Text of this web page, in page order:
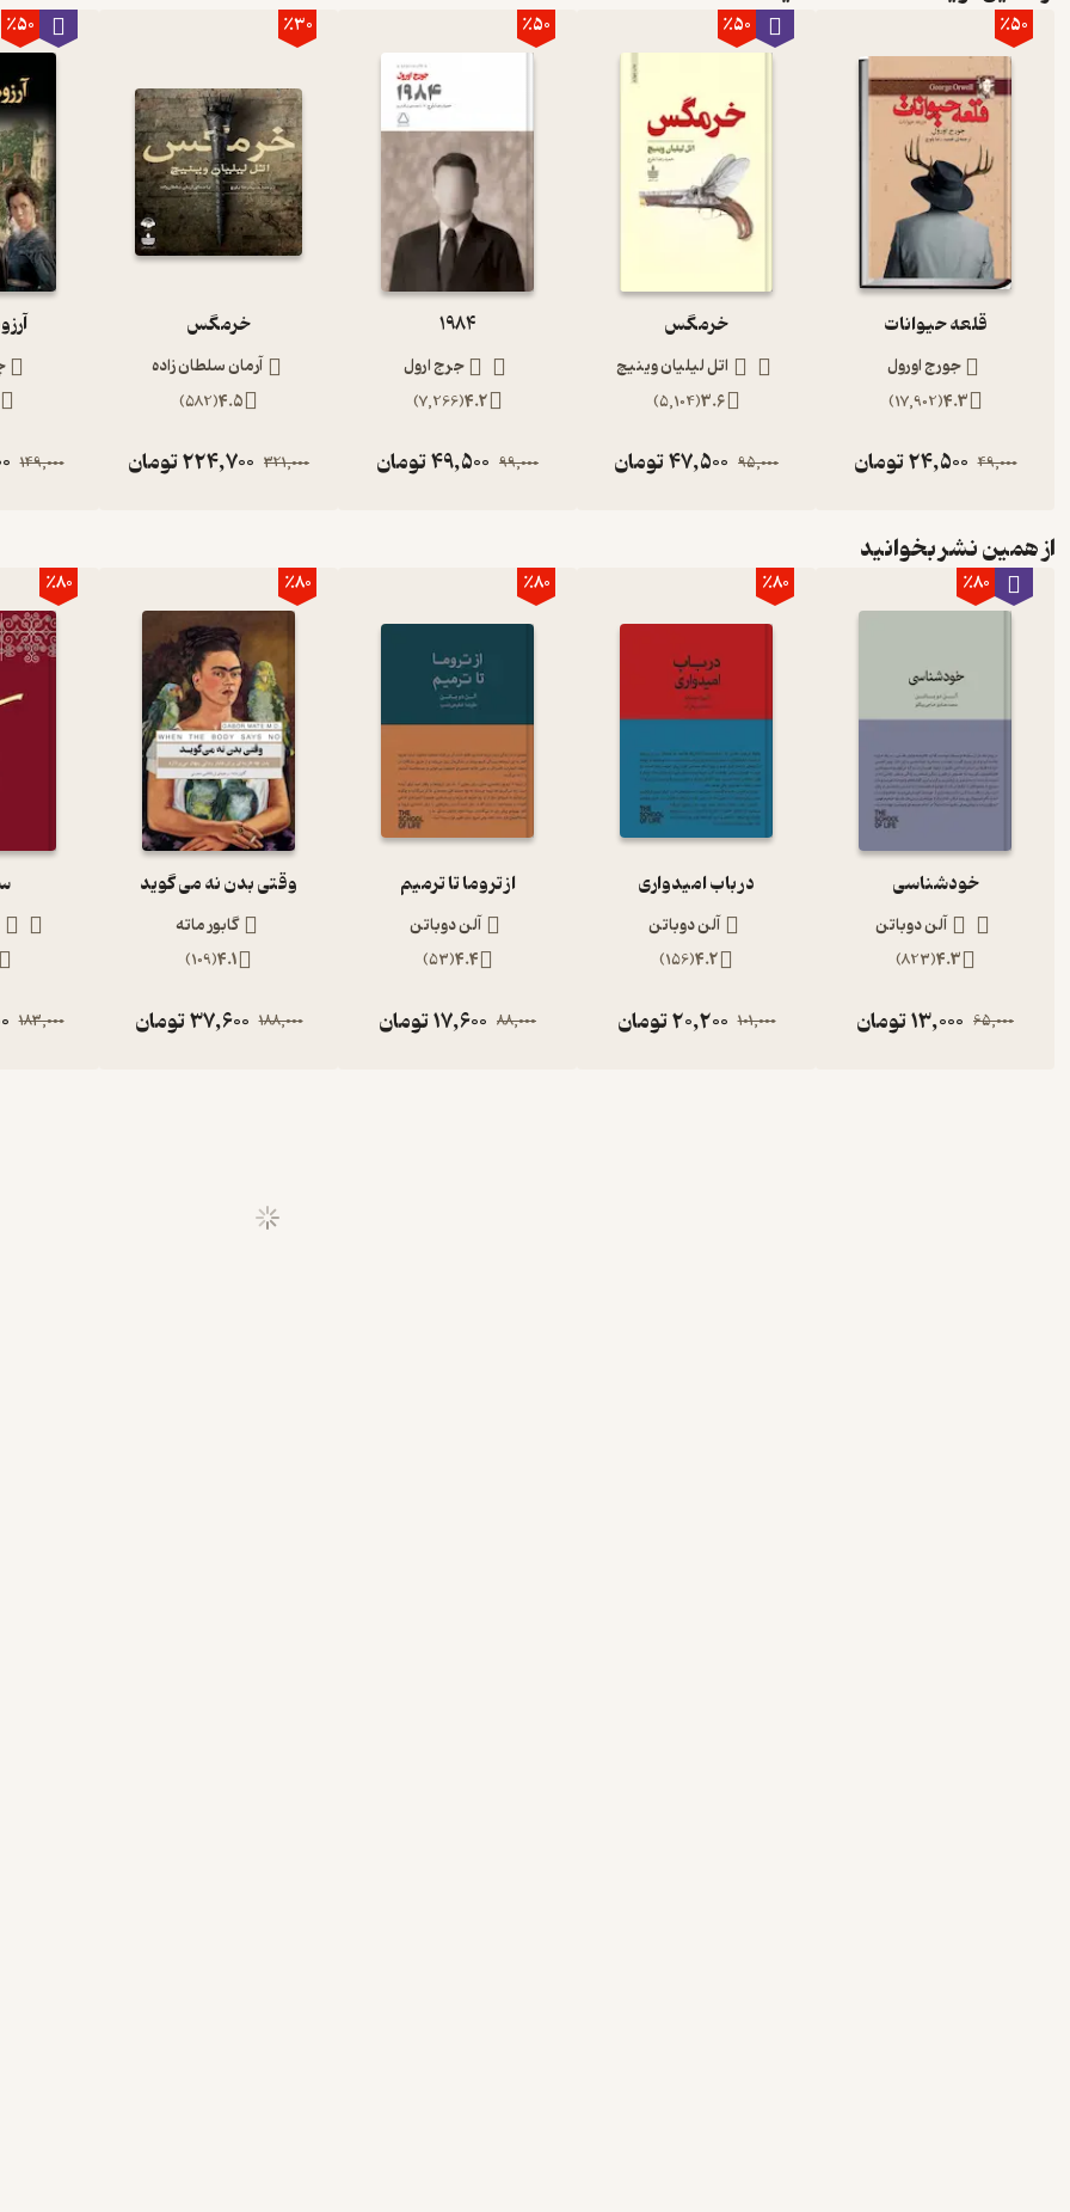
٪50
قلعه حیوانات
جورج اورول
4.3
(
17,902
)
49,000
24,500تومان
٪50
خرمگس
اتل لیلیان وینیچ
3.6
(
5,104
)
95,000
47,500تومان
٪50
1984
جرج ارول
4.2
(
7,266
)
99,000
49,500تومان
٪30
خرمگس
آرمان سلطان زاده
4.5
(
582
)
321,000
224,700تومان
٪50
149,000
از همین نشر بخوانید
٪80
خودشناسی
آلن دوباتن
4.3
(
823
)
65,000
13,000تومان
٪80
‌‫در باب امیدواری
آلن دوباتن
4.2
(
156
)
101,000
20,200تومان
٪80
از تروما تا ترمیم
آلن دوباتن
4.4
(
53
)
88,000
17,600تومان
٪80
وقتی بدن نه می گوید
گابور ماته
4.1
(
109
)
188,000
37,600تومان
٪80
183,000